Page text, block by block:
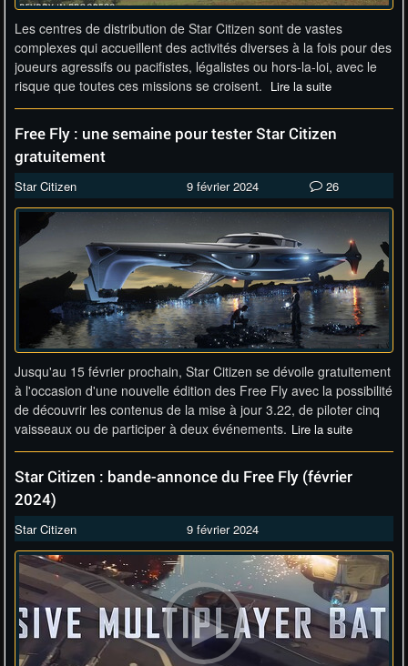
Les centres de distribution de Star Citizen sont de vastes
complexes qui accueillent des activités diverses à la fois pour des
joueurs agressifs ou pacifistes, légalistes ou hors-la-loi, avec le
risque que toutes ces missions se croisent. Lire la suite
Free Fly : une semaine pour tester Star Citizen
gratuitement
Star Citizen 9 février 2024 26
Jusqu'au 15 février prochain, Star Citizen se dévoile gratuitement
à l'occasion d'une nouvelle édition des Free Fly avec la possibilité
de découvrir les contenus de la mise à jour 3.22, de piloter cinq
vaisseaux ou de participer à deux événements. Lire la suite
Star Citizen : bande-annonce du Free Fly (février
2024)
Star Citizen 9 février 2024